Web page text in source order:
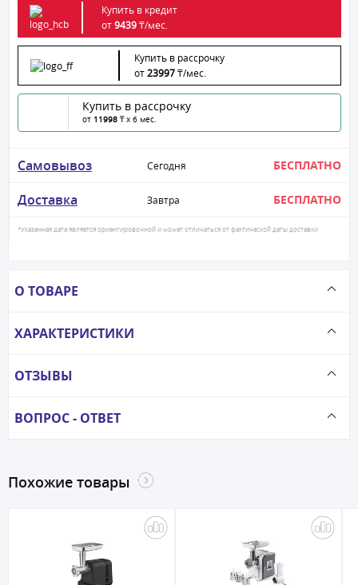
Купить в кредит
от9439₸/мес.
Купить в рассрочку
от23997₸/мес.
Купить в рассрочку
от 11998 ₸ x 6 мес.
Самовывоз Сегодня БЕСПЛАТНО
Доставка Завтра БЕСПЛАТНО
*Указанная дата является ориентировочной и может отличаться от фактической даты доставки
О ТОВАРЕ
ХАРАКТЕРИСТИКИ
ОТЗЫВЫ
ВОПРОС - ОТВЕТ
Похожие товары